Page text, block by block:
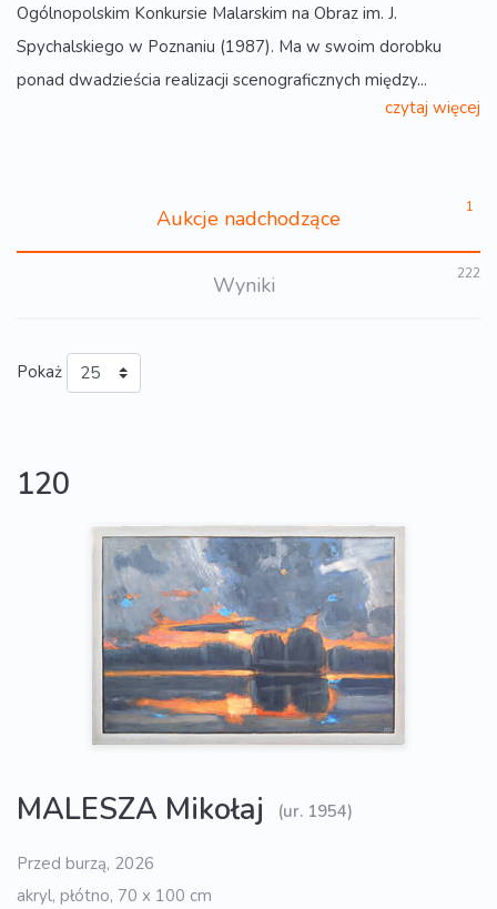
Ogólnopolskim Konkursie Malarskim na Obraz im. J.
Spychalskiego w Poznaniu (1987). Ma w swoim dorobku
ponad dwadzieścia realizacji scenograficznych między...
czytaj więcej
Aukcje nadchodzące 1
Wyniki 222
Pokaż
120
MALESZA Mikołaj (ur. 1954)
Przed burzą, 2026
akryl, płótno, 70 x 100 cm